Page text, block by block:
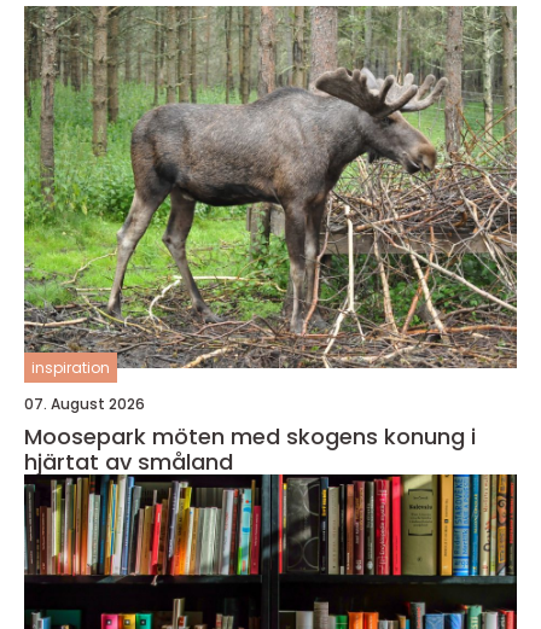
inspiration
07. August 2026
Moosepark möten med skogens konung i
hjärtat av småland